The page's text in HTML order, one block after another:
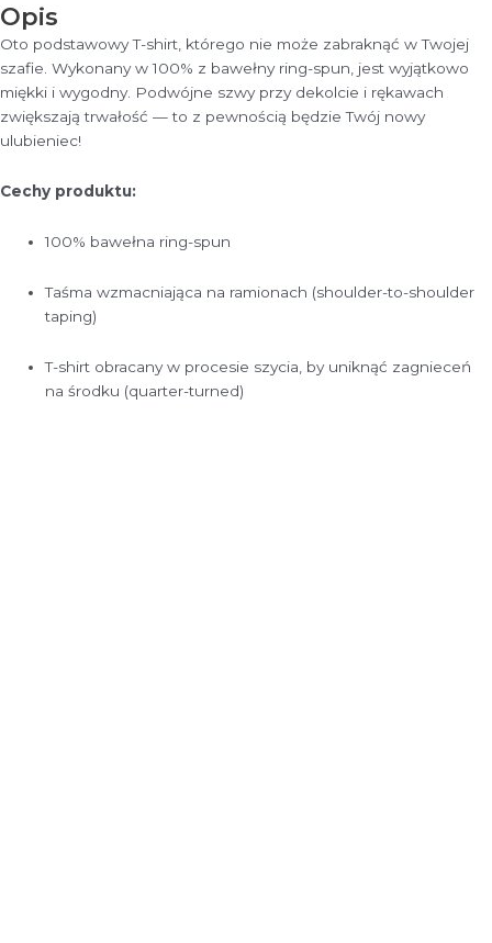
Opis
Oto podstawowy T-shirt, którego nie może zabraknąć w Twojej
szafie. Wykonany w 100% z bawełny ring-spun, jest wyjątkowo
miękki i wygodny. Podwójne szwy przy dekolcie i rękawach
zwiększają trwałość — to z pewnością będzie Twój nowy
ulubieniec!
Cechy produktu:
100% bawełna ring-spun
Taśma wzmacniająca na ramionach (shoulder-to-shoulder
taping)
T-shirt obracany w procesie szycia, by uniknąć zagnieceń
na środku (quarter-turned)